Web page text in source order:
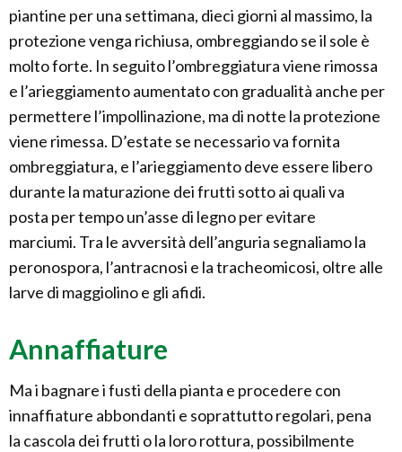
piantine per una settimana, dieci giorni al massimo, la
protezione venga richiusa, ombreggiando se il sole è
molto forte. In seguito l’ombreggiatura viene rimossa
e l’arieggiamento aumentato con gradualità anche per
permettere l’impollinazione, ma di notte la protezione
viene rimessa. D’estate se necessario va fornita
ombreggiatura, e l’arieggiamento deve essere libero
durante la maturazione dei frutti sotto ai quali va
posta per tempo un’asse di legno per evitare
marciumi. Tra le avversità dell’anguria segnaliamo la
peronospora, l’antracnosi e la tracheomicosi, oltre alle
larve di maggiolino e gli afidi.
Annaffiature
Ma i bagnare i fusti della pianta e procedere con
innaffiature abbondanti e soprattutto regolari, pena
la cascola dei frutti o la loro rottura, possibilmente